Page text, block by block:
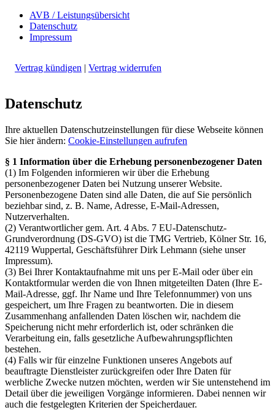
AVB / Leistungsübersicht
Datenschutz
Impressum
Vertrag kündigen | Vertrag widerrufen
Datenschutz
Ihre aktuellen Datenschutzeinstellungen für diese Webseite können
Sie hier ändern: Cookie-Einstellungen aufrufen
§ 1 Information über die Erhebung personenbezogener Daten
(1) Im Folgenden informieren wir über die Erhebung
personenbezogener Daten bei Nutzung unserer Website.
Personenbezogene Daten sind alle Daten, die auf Sie persönlich
beziehbar sind, z. B. Name, Adresse, E-Mail-Adressen,
Nutzerverhalten.
(2) Verantwortlicher gem. Art. 4 Abs. 7 EU-Datenschutz-
Grundverordnung (DS-GVO) ist die TMG Vertrieb, Kölner Str. 16,
42119 Wuppertal, Geschäftsführer Dirk Lehmann (siehe unser
Impressum).
(3) Bei Ihrer Kontaktaufnahme mit uns per E-Mail oder über ein
Kontaktformular werden die von Ihnen mitgeteilten Daten (Ihre E-
Mail-Adresse, ggf. Ihr Name und Ihre Telefonnummer) von uns
gespeichert, um Ihre Fragen zu beantworten. Die in diesem
Zusammenhang anfallenden Daten löschen wir, nachdem die
Speicherung nicht mehr erforderlich ist, oder schränken die
Verarbeitung ein, falls gesetzliche Aufbewahrungspflichten
bestehen.
(4) Falls wir für einzelne Funktionen unseres Angebots auf
beauftragte Dienstleister zurückgreifen oder Ihre Daten für
werbliche Zwecke nutzen möchten, werden wir Sie untenstehend im
Detail über die jeweiligen Vorgänge informieren. Dabei nennen wir
auch die festgelegten Kriterien der Speicherdauer.